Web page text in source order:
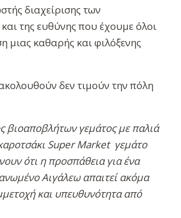
διαχείρισης των
της ευθύνης που έχουμε όλοι
μιας καθαρής και φιλόξενης
δεν τιμούν την πόλη
βιοαποβλήτων γεμάτος με παλιά
Super Market γεμάτο
ότι η προσπάθεια για ένα
Αιγάλεω απαιτεί ακόμα
και υπευθυνότητα από